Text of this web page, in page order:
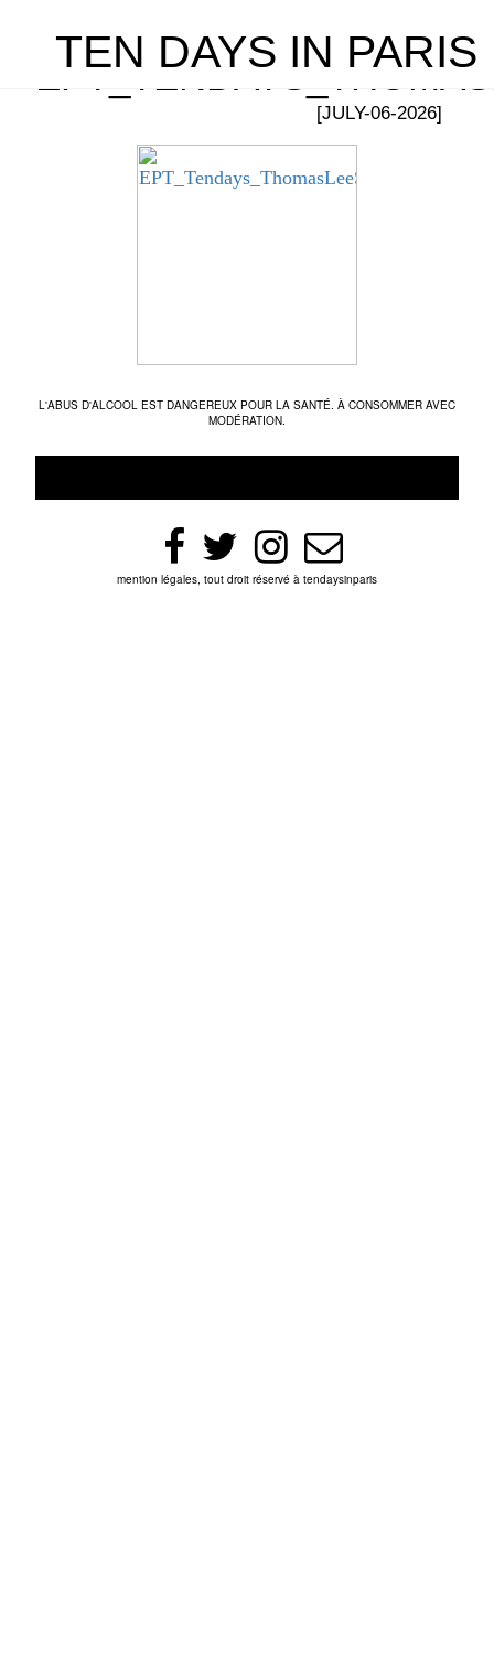
TEN DAYS IN PARIS
[JULY-06-2026]
L'ABUS D'ALCOOL EST DANGEREUX POUR LA SANTÉ. À CONSOMMER AVEC
MODÉRATION.
mention légales, tout droit réservé à tendaysinparis